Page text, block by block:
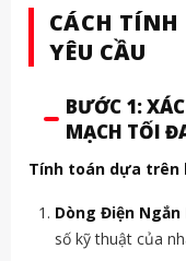
CÁCH
YÊU CẦU
BƯỚC 1:
MẠCH TỐI
Tính toán dựa trên
Dòng Điện
số kỹ thuật của